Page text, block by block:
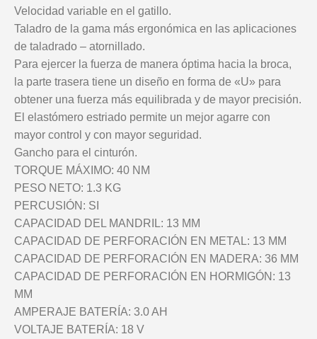
Velocidad variable en el gatillo.
Taladro de la gama más ergonómica en las aplicaciones
de taladrado – atornillado.
Para ejercer la fuerza de manera óptima hacia la broca,
la parte trasera tiene un diseño en forma de «U» para
obtener una fuerza más equilibrada y de mayor precisión.
El elastómero estriado permite un mejor agarre con
mayor control y con mayor seguridad.
Gancho para el cinturón.
TORQUE MÁXIMO: 40 NM
PESO NETO: 1.3 KG
PERCUSIÓN: SI
CAPACIDAD DEL MANDRIL: 13 MM
CAPACIDAD DE PERFORACIÓN EN METAL: 13 MM
CAPACIDAD DE PERFORACIÓN EN MADERA: 36 MM
CAPACIDAD DE PERFORACIÓN EN HORMIGÓN: 13
MM
AMPERAJE BATERÍA: 3.0 AH
VOLTAJE BATERÍA: 18 V